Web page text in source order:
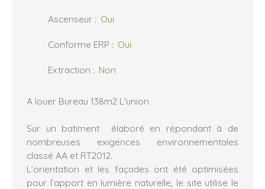
Ascenseur : Oui
Conforme ERP : Oui
Extraction : Non
A louer Bureau 138m2 L'union
Sur un batiment élaboré en répondant à de
nombreuses exigences environnementales
classé AA et RT2012.
L’orientation et les façades ont été optimisées
pour l’apport en lumière naturelle, le site utilise le